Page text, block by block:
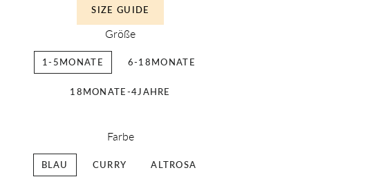
SIZE GUIDE
Größe
1-5MONATE 6-18MONATE
18MONATE-4JAHRE
Farbe
BLAU CURRY ALTROSA